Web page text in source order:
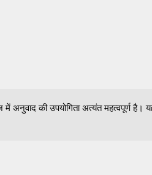
अनुवाद की उपयोगिता अत्यंत महत्वपूर्ण है।